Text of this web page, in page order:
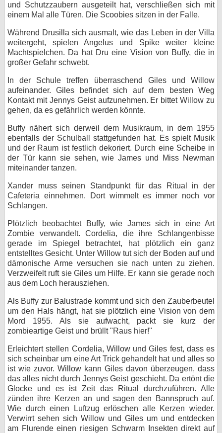
und Schutzzaubern ausgeteilt hat, verschließen sich mit
einem Mal alle Türen. Die Scoobies sitzen in der Falle.
Während Drusilla sich ausmalt, wie das Leben in der Villa
weitergeht, spielen Angelus und Spike weiter kleine
Machtspielchen. Da hat Dru eine Vision von Buffy, die in
großer Gefahr schwebt.
In der Schule treffen überraschend Giles und Willow
aufeinander. Giles befindet sich auf dem besten Weg
Kontakt mit Jennys Geist aufzunehmen. Er bittet Willow zu
gehen, da es gefährlich werden könnte.
Buffy nähert sich derweil dem Musikraum, in dem 1955
ebenfalls der Schulball stattgefunden hat. Es spielt Musik
und der Raum ist festlich dekoriert. Durch eine Scheibe in
der Tür kann sie sehen, wie James und Miss Newman
miteinander tanzen.
Xander muss seinen Standpunkt für das Ritual in der
Cafeteria einnehmen. Dort wimmelt es immer noch vor
Schlangen.
Plötzlich beobachtet Buffy, wie James sich in eine Art
Zombie verwandelt. Cordelia, die ihre Schlangenbisse
gerade im Spiegel betrachtet, hat plötzlich ein ganz
entstelltes Gesicht. Unter Willow tut sich der Boden auf und
dämonische Arme versuchen sie nach unten zu ziehen.
Verzweifelt ruft sie Giles um Hilfe. Er kann sie gerade noch
aus dem Loch herausziehen.
Als Buffy zur Balustrade kommt und sich den Zauberbeutel
um den Hals hängt, hat sie plötzlich eine Vision von dem
Mord 1955. Als sie aufwacht, packt sie kurz der
zombieartige Geist und brüllt "Raus hier!"
Erleichtert stellen Cordelia, Willow und Giles fest, dass es
sich scheinbar um eine Art Trick gehandelt hat und alles so
ist wie zuvor. Willow kann Giles davon überzeugen, dass
das alles nicht durch Jennys Geist geschieht. Da ertönt die
Glocke und es ist Zeit das Ritual durchzuführen. Alle
zünden ihre Kerzen an und sagen den Bannspruch auf.
Wie durch einen Luftzug erlöschen alle Kerzen wieder.
Verwirrt sehen sich Willow und Giles um und entdecken
am Flurende einen riesigen Schwarm Insekten direkt auf